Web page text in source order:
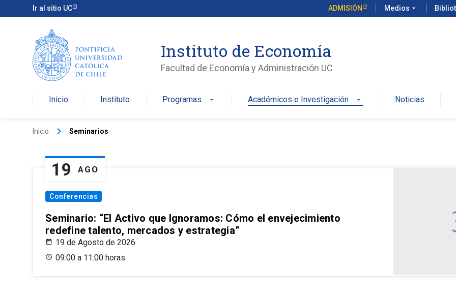
Ir al sitio UC ADMISIÓN Medios arrow_drop_down
Instituto de Economía
Facultad de Economía y Administración UC
Inicio Instituto Programas arrow_drop_down Académicos e Investigación arrow_drop_down Noticias
Inicio keyboard_arrow_right Seminarios
19 AGO
Conferencias
Seminario: “El Activo que Ignoramos: Cómo el envejecimiento
redefine talento, mercados y estrategia”
19 de Agosto de 2026
09:00 a 11:00 horas